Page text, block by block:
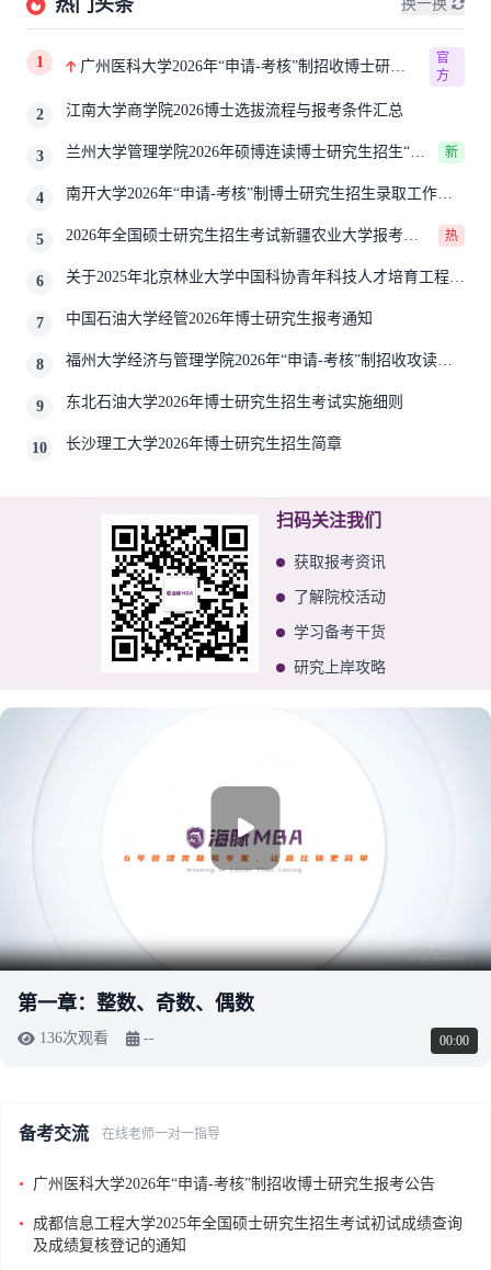
热门头条 换一换
1
广州医科大学2026年“申请-考核”制招收博士研究
官
方
2 江南大学商学院2026博士选拔流程与报考条件汇总
3
兰州大学管理学院2026年硕博连读博士研究生招生“申
新
4
南开大学2026年“申请-考核”制博士研究生招生录取工作实
5
2026年全国硕士研究生招生考试新疆农业大学报考点
热
6
关于2025年北京林业大学中国科协青年科技人才培育工程博
7
中国石油大学经管2026年博士研究生报考通知
8
福州大学经济与管理学院2026年“申请-考核”制招收攻读博
9
东北石油大学2026年博士研究生招生考试实施细则
10 长沙理工大学2026年博士研究生招生简章
扫码关注我们
获取报考资讯
了解院校活动
学习备考干货
研究上岸攻略
00:00
第一章：整数、奇数、偶数
136次观看 --
备考交流 在线老师一对一指导
• 广州医科大学2026年“申请-考核”制招收博士研究生报考公告
•
成都信息工程大学2025年全国硕士研究生招生考试初试成绩查询
及成绩复核登记的通知